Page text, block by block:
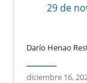
29 de
Darío Henao
diciembre 16,